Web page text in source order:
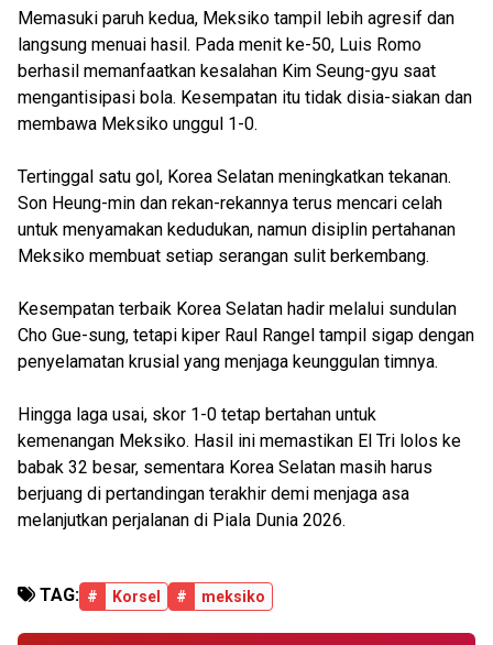
Memasuki paruh kedua, Meksiko tampil lebih agresif dan
langsung menuai hasil. Pada menit ke-50, Luis Romo
berhasil memanfaatkan kesalahan Kim Seung-gyu saat
mengantisipasi bola. Kesempatan itu tidak disia-siakan dan
membawa Meksiko unggul 1-0.
Tertinggal satu gol, Korea Selatan meningkatkan tekanan.
Son Heung-min dan rekan-rekannya terus mencari celah
untuk menyamakan kedudukan, namun disiplin pertahanan
Meksiko membuat setiap serangan sulit berkembang.
Kesempatan terbaik Korea Selatan hadir melalui sundulan
Cho Gue-sung, tetapi kiper Raul Rangel tampil sigap dengan
penyelamatan krusial yang menjaga keunggulan timnya.
Hingga laga usai, skor 1-0 tetap bertahan untuk
kemenangan Meksiko. Hasil ini memastikan El Tri lolos ke
babak 32 besar, sementara Korea Selatan masih harus
berjuang di pertandingan terakhir demi menjaga asa
melanjutkan perjalanan di Piala Dunia 2026.
TAG: # Korsel # meksiko